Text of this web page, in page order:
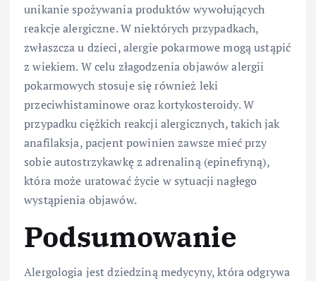
unikanie spożywania produktów wywołujących
reakcje alergiczne. W niektórych przypadkach,
zwłaszcza u dzieci, alergie pokarmowe mogą ustąpić
z wiekiem. W celu złagodzenia objawów alergii
pokarmowych stosuje się również leki
przeciwhistaminowe oraz kortykosteroidy. W
przypadku ciężkich reakcji alergicznych, takich jak
anafilaksja, pacjent powinien zawsze mieć przy
sobie autostrzykawkę z adrenaliną (epinefryną),
która może uratować życie w sytuacji nagłego
wystąpienia objawów.
Podsumowanie
Alergologia jest dziedziną medycyny, która odgrywa